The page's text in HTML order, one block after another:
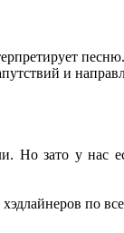
и
Но зато у нас
по